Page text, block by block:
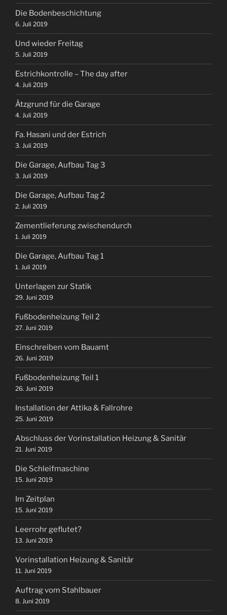
Die Bodenbeschichtung
6. Juli 2019
Und wieder Freitag
5. Juli 2019
Estrichkontrolle – The day after
4. Juli 2019
Ätzgrund für die Garage
4. Juli 2019
Fa. Hasani und der Estrich
3. Juli 2019
Die Garage, Aufbau Tag 3
3. Juli 2019
Die Garage, Aufbau Tag 2
2. Juli 2019
Zementlieferung zwischendurch
1. Juli 2019
Die Garage, Aufbau Tag 1
1. Juli 2019
Unterlagen zur Statik
29. Juni 2019
Fußbodenheizung Teil 2
27. Juni 2019
Einschreiben vom Bauamt
26. Juni 2019
Fußbodenheizung Teil 1
26. Juni 2019
Installation der Attika & Fallrohre
25. Juni 2019
Abschluss der Vorinstallation Heizung & Sanitär
21. Juni 2019
Die Schleifmaschine
15. Juni 2019
Im Zeitplan
15. Juni 2019
Leerrohr geflutet?
13. Juni 2019
Vorinstallation Heizung & Sanitär
11. Juni 2019
Auftrag vom Stahlbauer
8. Juni 2019